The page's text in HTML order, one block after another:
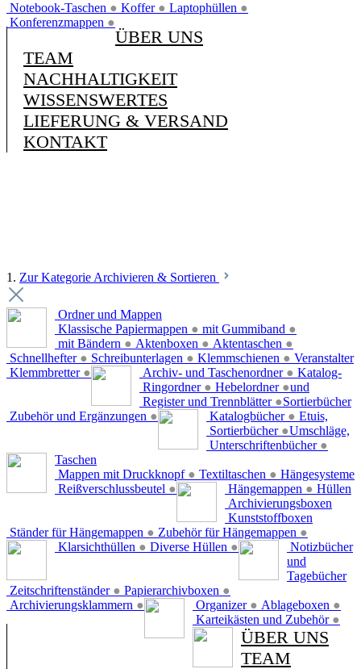
Notebook-Taschen ● Koffer ● Laptophüllen ●
Konferenzmappen ●
ÜBER UNS
TEAM
NACHHALTIGKEIT
WISSENSWERTES
LIEFERUNG & VERSAND
KONTAKT
1. Zur Kategorie Archivieren & Sortieren
Ordner und Mappen
Klassische Papiermappen ● mit Gummiband ●
mit Bändern ● Aktenboxen ● Aktentaschen ●
Schnellhefter ● Schreibunterlagen ● Klemmschienen ●
Klemmbretter ●
Veranstalter
Archiv- und Taschenordner ●
Ringordner ● Hebelordner ●
Register und Trennblätter ●
Zubehör und Ergänzungen ●
Katalog-
und
Sortierbücher
Katalogbücher ●
Sortierbücher ●
Unterschriftenbücher ●
Etuis,
Umschläge,
Taschen
Mappen mit Druckknopf ● Textiltaschen ●
Reißverschlussbeutel ●
Hängesysteme
Hängemappen ●
Ständer für Hängemappen ● Zubehör für Hängemappen ●
Hüllen
Klarsichthüllen ● Diverse Hüllen ●
Archivierungsboxen
Zeitschriftenständer ● Papierarchivboxen ●
Archivierungsklammern ●
Kunststoffboxen
Organizer ● Ablageboxen ●
Karteikästen und Zubehör ●
Notizbücher
und
Tagebücher
ÜBER UNS
TEAM